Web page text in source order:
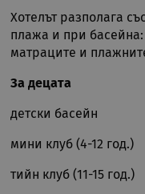
Хотелът разполага
плажа и при
матраците и
За децата
детски басейн
мини клуб (4-12 год.)
тийн клуб (11-15 год.)